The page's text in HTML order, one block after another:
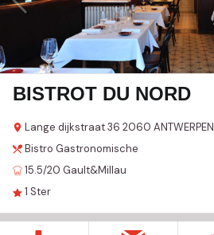
BISTROT DU NORD
Lange dijkstraat36 2060 ANTWERPEN
Bistro Gastronomische
15.5/20 Gault&Millau
1 Ster